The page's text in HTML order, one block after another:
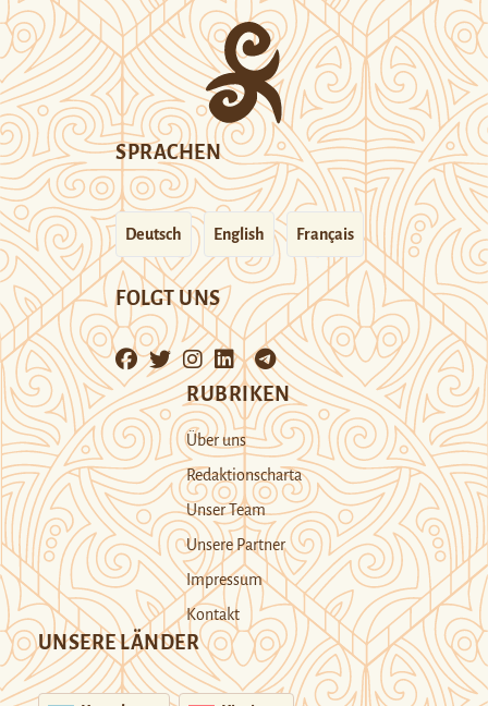
SPRACHEN
Deutsch English Français
FOLGT UNS
RUBRIKEN
Über uns
Redaktionscharta
Unser Team
Unsere Partner
Impressum
Kontakt
UNSERE LÄNDER